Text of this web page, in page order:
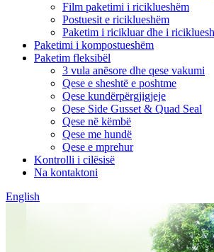
Film paketimi i riciklueshëm
Postuesit e riciklueshëm
Paketim i ricikluar dhe i
Paketimi i kompostueshëm
Paketim fleksibël
3 vula anësore dhe qese vakumi
Qese e sheshtë e poshtme
Qese kundërpërgjigjeje
Qese Side Gusset & Quad Seal
Qese në këmbë
Qese me hundë
Qese e mprehur
Kontrolli i cilësisë
Na kontaktoni
English